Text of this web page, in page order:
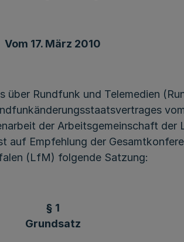
Vom 17. März 2010
Rundfunk und Telemedien
der Arbeitsgemeinschaft der
Empfehlung der
(LfM) folgende Satzung:
§ 1
Grundsatz